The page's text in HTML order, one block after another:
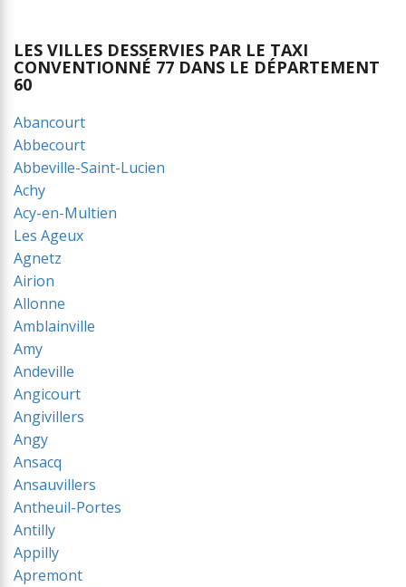
LES VILLES DESSERVIES PAR LE TAXI
CONVENTIONNÉ 77 DANS LE DÉPARTEMENT
60
Abancourt
Abbecourt
Abbeville-Saint-Lucien
Achy
Acy-en-Multien
Les Ageux
Agnetz
Airion
Allonne
Amblainville
Amy
Andeville
Angicourt
Angivillers
Angy
Ansacq
Ansauvillers
Antheuil-Portes
Antilly
Appilly
Apremont